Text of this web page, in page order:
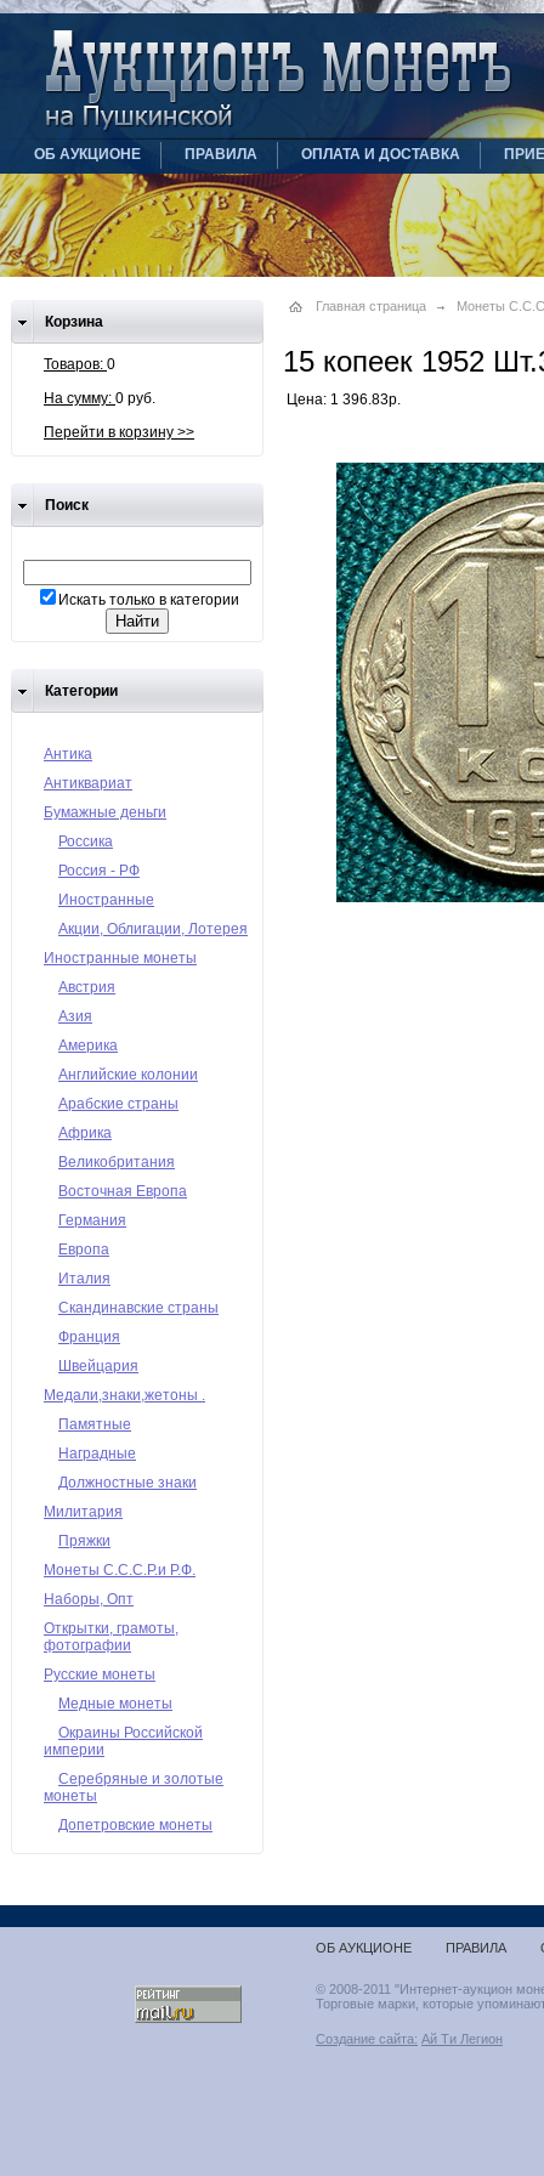
ОБ АУКЦИОНЕ ПРАВИЛА ОПЛАТА И ДОСТАВКА
Корзина
Товаров: 0
На сумму: 0 руб.
Перейти в корзину >>
Поиск
Искать только в категории
Категории
Антика
Антиквариат
Бумажные деньги
Россика
Россия - РФ
Иностранные
Акции, Облигации, Лотерея
Иностранные монеты
Австрия
Азия
Америка
Английские колонии
Арабские страны
Африка
Великобритания
Восточная Европа
Германия
Европа
Италия
Скандинавские страны
Франция
Швейцария
Медали,знаки,жетоны .
Памятные
Наградные
Должностные знаки
Милитария
Пряжки
Монеты С.С.С.Р.и Р.Ф.
Наборы, Опт
Открытки, грамоты,
фотографии
Русские монеты
Медные монеты
Окраины Российской
империи
Серебряные и золотые
монеты
Допетровские монеты
Главная страница Монеты
15 копеек 1952
Цена: 1 396.83р.
ОБ АУКЦИОНЕ ПРАВИЛА
© 2008-2011 "Интернет-аукцион
Торговые марки, которые
Создание сайта: Ай Ти Легион